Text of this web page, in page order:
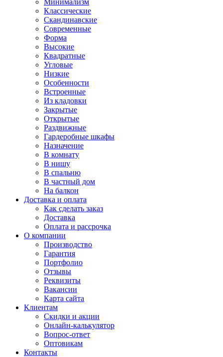
Минимализм
Классические
Скандинавские
Современные
Форма
Высокие
Квадратные
Угловые
Низкие
Особенности
Встроенные
Из кладовки
Закрытые
Открытые
Раздвижные
Гардеробные шкафы
Назначение
В комнату
В нишу
В спальню
В частный дом
На балкон
Доставка и оплата
Как сделать заказ
Доставка
Оплата и рассрочка
О компании
Производство
Гарантия
Портфолио
Отзывы
Реквизиты
Вакансии
Карта сайта
Клиентам
Скидки и акции
Онлайн-калькулятор
Вопрос-ответ
Оптовикам
Контакты